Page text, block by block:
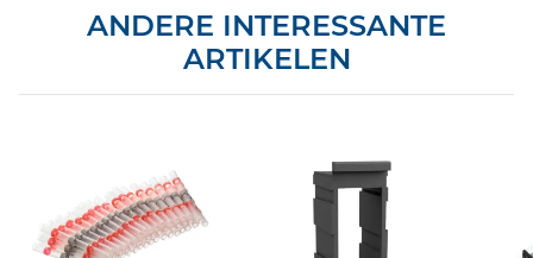
ANDERE INTERESSANTE
ARTIKELEN